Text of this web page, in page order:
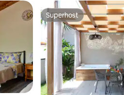
Superhost
Superhost